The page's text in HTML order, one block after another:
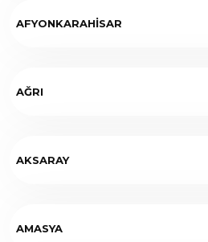
AFYONKARAHİSAR
AĞRI
AKSARAY
AMASYA